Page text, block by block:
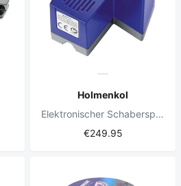
Holmenkol
Elektronischer Schaberspitzer 230V
€249.95